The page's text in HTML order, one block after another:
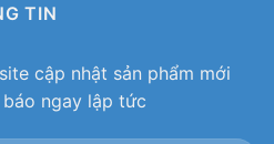
TIN
cập nhật sản phẩm mới
ngay lập tức